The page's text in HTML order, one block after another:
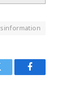
فيسبوك